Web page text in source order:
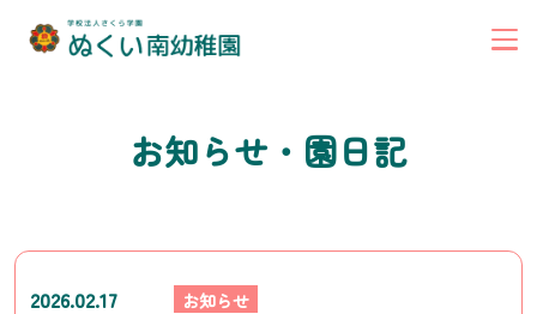
お知らせ・園日記
2026.02.17 お知らせ